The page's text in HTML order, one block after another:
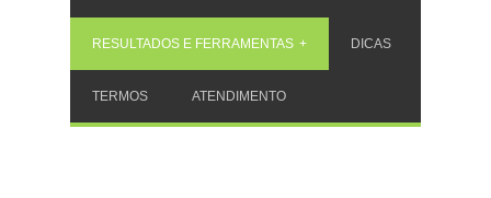
RESULTADOS E FERRAMENTAS DICAS
TERMOS ATENDIMENTO